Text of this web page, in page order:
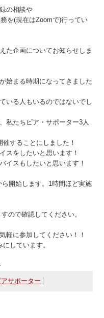
の相談や
を(現在はZoomで)行ってい
た企画についてお知らせしま
始まる時期になってきました
いる人もいるのではないでし
私たちピア・サポーター3人
催することにしました！
スをしたいと思います！
イスもしたいと思います！
開始します。1時間ほど実施
ので確認してください。
軽に参加してください！！
しています。
アサポーター